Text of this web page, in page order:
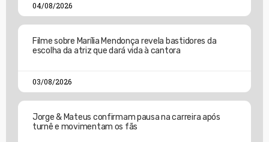
04/08/2026
Filme sobre Marília Mendonça revela bastidores da
escolha da atriz que dará vida à cantora
03/08/2026
Jorge & Mateus confirmam pausa na carreira após
turnê e movimentam os fãs